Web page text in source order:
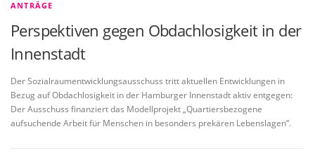
ANTRÄGE
Perspektiven gegen Obdachlosigkeit in der
Innenstadt
Der Sozialraumentwicklungsausschuss tritt aktuellen Entwicklungen in
Bezug auf Obdachlosigkeit in der Hamburger Innenstadt aktiv entgegen:
Der Ausschuss finanziert das Modellprojekt „Quartiersbezogene
aufsuchende Arbeit für Menschen in besonders prekären Lebenslagen“.